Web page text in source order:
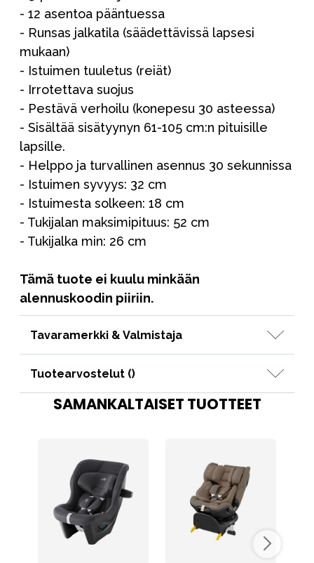
- 12 asentoa pääntuessa
- Runsas jalkatila (säädettävissä lapsesi
mukaan)
- Istuimen tuuletus (reiät)
- Irrotettava suojus
- Pestävä verhoilu (konepesu 30 asteessa)
- Sisältää sisätyynyn 61-105 cm:n pituisille
lapsille.
- Helppo ja turvallinen asennus 30 sekunnissa
- Istuimen syvyys: 32 cm
- Istuimesta solkeen: 18 cm
- Tukijalan maksimipituus: 52 cm
- Tukijalka min: 26 cm
Tämä tuote ei kuulu minkään
alennuskoodin piiriin.
Tavaramerkki & Valmistaja
Tuotearvostelut ()
SAMANKALTAISET TUOTTEET